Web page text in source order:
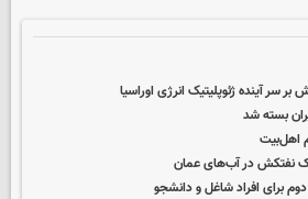
سر آینده ژئوپلیتیک انرژی اوراسیا
بسته شد
اهل‌بیت
یک نفتکش در آب‌های عمان
دوم برای افراد شاغل و دانشجو